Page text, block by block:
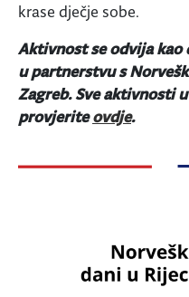
krase dječje sobe.
Aktivnost se odvija kao
u partnerstvu s
Zagreb.Sve aktivnosti
provjeriteovdje.